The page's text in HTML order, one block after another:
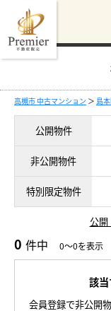
高槻市 中古マンション ＞ 島
公開物件
非公開物件
特別限定物件
公開
0 件中 0～0を表示
該当
会員登録で非公開